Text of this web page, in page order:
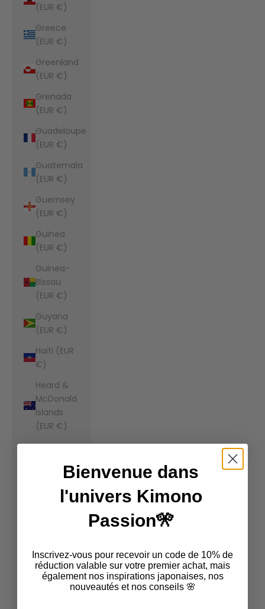
(EUR €)
Greece
(EUR €)
Greenland
(EUR €)
Grenada
(EUR €)
Guadeloupe
(EUR €)
Guatemala
(EUR €)
Guernsey
(EUR €)
Guinea
(EUR €)
Guinea-
Bissau
(EUR €)
Guyana
(EUR €)
Haiti (EUR
€)
Heard &
McDonald
Islands
(EUR €)
Honduras
Hong Kong
SAR (EUR
Iceland
(EUR €)
Bienvenue dans
l'univers Kimono
Passion🎌
Inscrivez-vous pour recevoir un code de 10% de
réduction valable sur votre premier achat, mais
également nos inspirations japonaises, nos
nouveautés et nos conseils 🌸